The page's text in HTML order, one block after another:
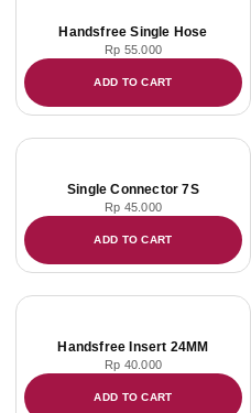
Handsfree Single Hose
Rp 55.000
ADD TO CART
Single Connector 7S
Rp 45.000
ADD TO CART
Handsfree Insert 24MM
Rp 40.000
ADD TO CART